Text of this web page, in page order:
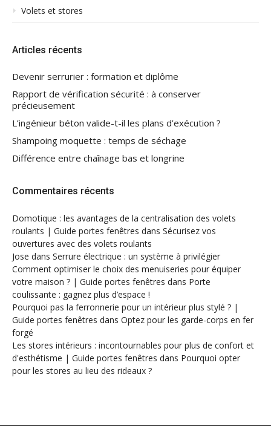
Volets et stores
Articles récents
Devenir serrurier : formation et diplôme
Rapport de vérification sécurité : à conserver
précieusement
L’ingénieur béton valide-t-il les plans d’exécution ?
Shampoing moquette : temps de séchage
Différence entre chaînage bas et longrine
Commentaires récents
Domotique : les avantages de la centralisation des volets
roulants | Guide portes fenêtres dans Sécurisez vos
ouvertures avec des volets roulants
Jose dans Serrure électrique : un système à privilégier
Comment optimiser le choix des menuiseries pour équiper
votre maison ? | Guide portes fenêtres dans Porte
coulissante : gagnez plus d’espace !
Pourquoi pas la ferronnerie pour un intérieur plus stylé ? |
Guide portes fenêtres dans Optez pour les garde-corps en fer
forgé
Les stores intérieurs : incontournables pour plus de confort et
d'esthétisme | Guide portes fenêtres dans Pourquoi opter
pour les stores au lieu des rideaux ?